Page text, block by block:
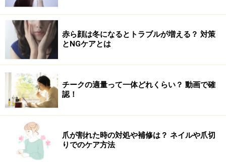
赤ら顔は冬になるとトラブルが増える？ 対策
とNGケアとは
チークの適量って一体どれくらい？ 動画で確
認！
爪が割れた時の対処や補修は？ ネイルや爪切
りでのケア方法